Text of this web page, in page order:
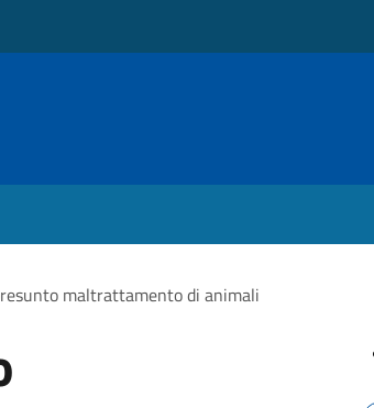
maltrattamento di animali